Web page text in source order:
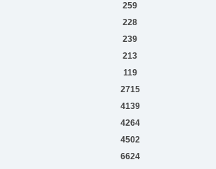
259
228
239
213
119
2715
4139
4264
4502
6624